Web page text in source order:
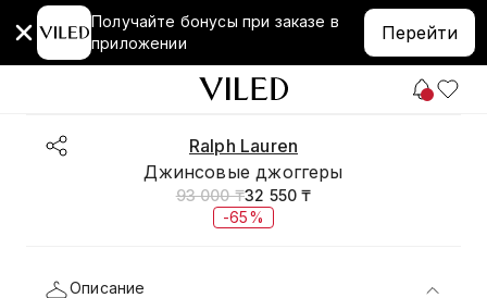
Получайте бонусы при заказе в
приложении
Перейти
Ralph Lauren
Джинсовые джоггеры
93 000 ₸32 550 ₸
-65%
Описание